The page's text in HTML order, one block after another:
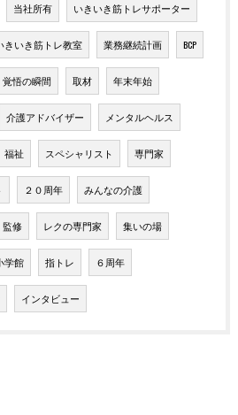
当社所有 いきいき筋トレサポーター
きいき筋トレ教室 業務継続計画 BCP
覚悟の瞬間 取材 年末年始
介護アドバイザー メンタルヘルス
福祉 スペシャリスト 専門家
２０周年 みんなの介護
監修 レクの専門家 集いの場
学館 指トレ ６周年
インタビュー